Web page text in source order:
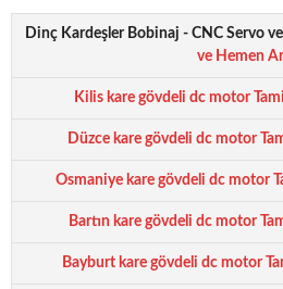
Dinç Kardeşler Bobinaj - CNC Servo
ve Hemen
Kilis kare gövdeli dc motor
Düzce kare gövdeli dc motor
Osmaniye kare gövdeli dc motor
Bartın kare gövdeli dc motor
Bayburt kare gövdeli dc motor